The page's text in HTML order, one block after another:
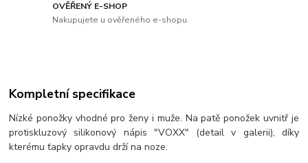
OVĚŘENÝ E-SHOP
Nakupujete u ověřeného e-shopu.
Kompletní specifikace
Nízké ponožky vhodné pro ženy i muže. Na patě ponožek uvnitř je
protiskluzový silikonový nápis "VOXX" (detail v galerii), díky
kterému ťapky opravdu drží na noze.